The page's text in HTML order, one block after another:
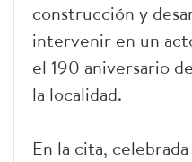
construcción y
intervenir en un
el 190 aniversario
la localidad.
En la cita,